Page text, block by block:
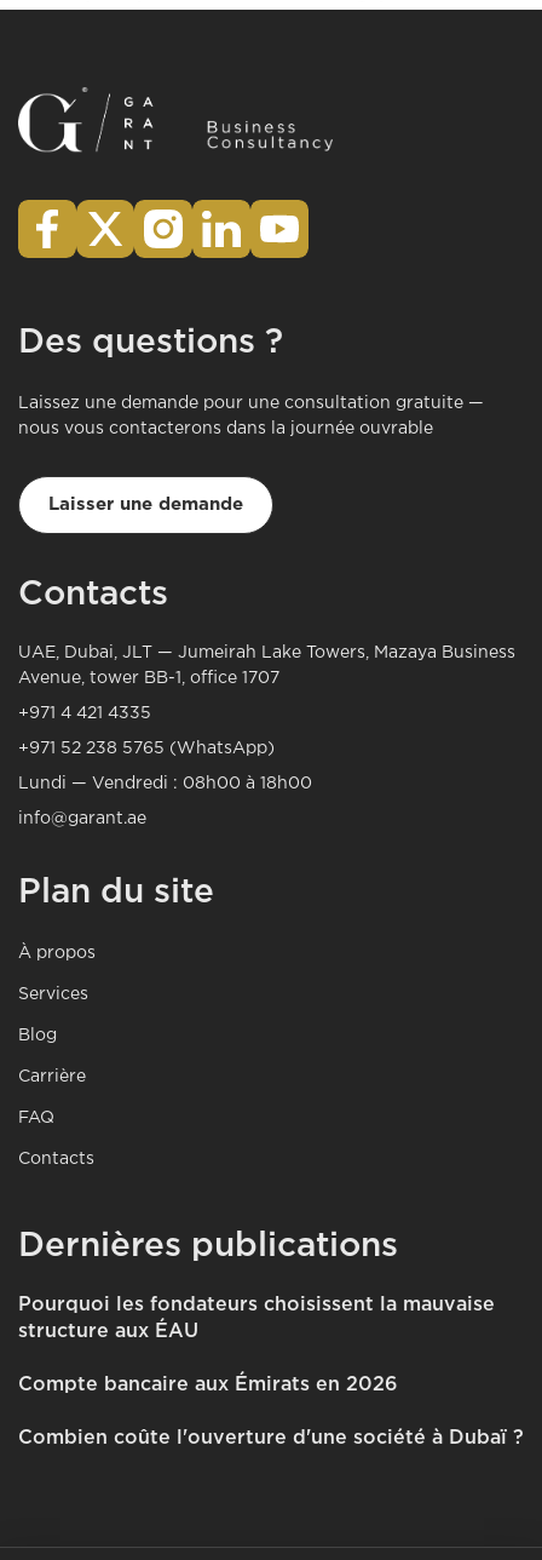
Des questions ?
Laissez une demande pour une consultation gratuite —
nous vous contacterons dans la journée ouvrable
Laisser une demande
Contacts
UAE, Dubai, JLT — Jumeirah Lake Towers, Mazaya Business
Avenue, tower BB-1, office 1707
+971 4 421 4335
+971 52 238 5765 (WhatsApp)
Lundi — Vendredi : 08h00 à 18h00
info@garant.ae
Plan du site
À propos
Services
Blog
Carrière
FAQ
Contacts
Dernières publications
Pourquoi les fondateurs choisissent la mauvaise
structure aux ÉAU
Compte bancaire aux Émirats en 2026
Combien coûte l'ouverture d'une société à Dubaï ?